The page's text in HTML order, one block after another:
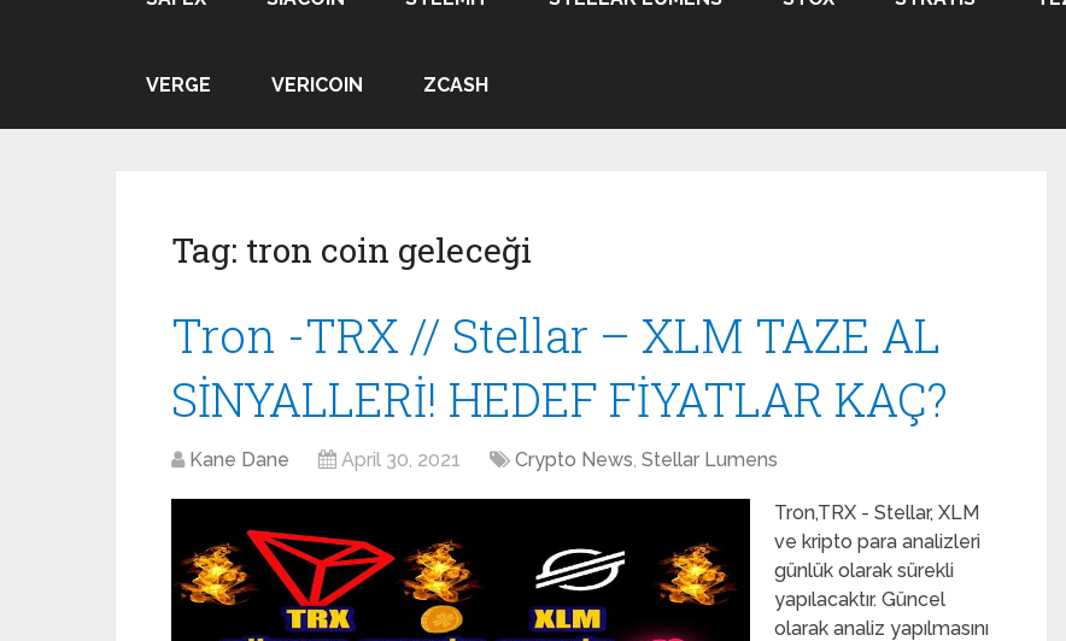
VERGE VERICOIN ZCASH
Tag: tron coin geleceği
Tron -TRX // Stellar – XLM TAZE AL
SİNYALLERİ! HEDEF FİYATLAR KAÇ?
Kane Dane April 30, 2021 Crypto News, Stellar Lumens
Tron,TRX - Stellar, XLM
ve kripto para analizleri
günlük olarak sürekli
yapılacaktır. Güncel
olarak analiz yapılmasını